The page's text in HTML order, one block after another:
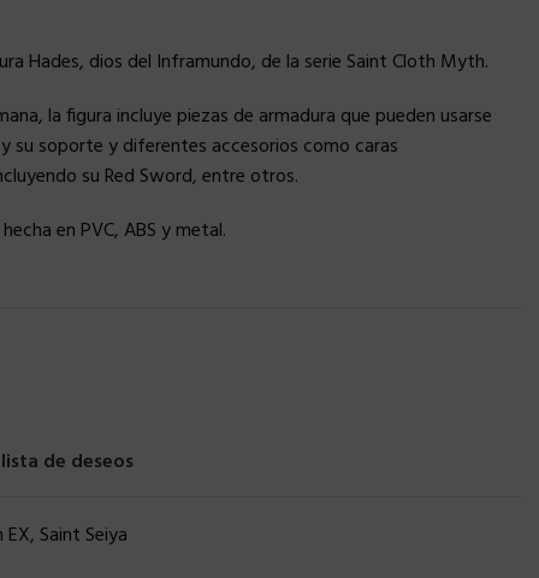
Hades, dios del Inframundo, de la serie Saint Cloth Myth.
la figura incluye piezas de armadura que pueden usarse
su soporte y diferentes accesorios como caras
su Red Sword, entre otros.
en PVC, ABS y metal.
de deseos
, Saint Seiya